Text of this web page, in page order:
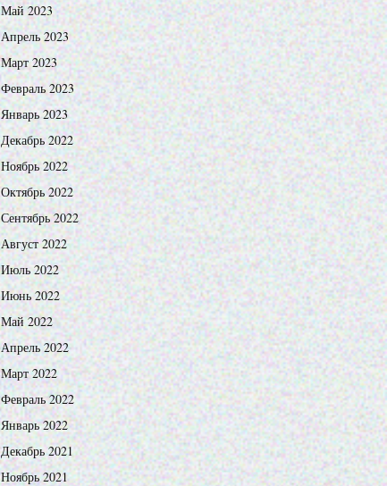
Май 2023
Апрель 2023
Март 2023
Февраль 2023
Январь 2023
Декабрь 2022
Ноябрь 2022
Октябрь 2022
Сентябрь 2022
Август 2022
Июль 2022
Июнь 2022
Май 2022
Апрель 2022
Март 2022
Февраль 2022
Январь 2022
Декабрь 2021
Ноябрь 2021